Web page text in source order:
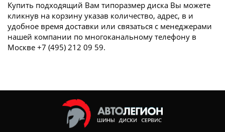
Купить подходящий Вам типоразмер диска Вы можете
кликнув на корзину указав количество, адрес, в и
удобное время доставки или связаться с менеджерами
нашей компании по многоканальному телефону в
Москве +7 (495) 212 09 59.